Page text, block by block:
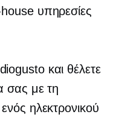
υπηρεσίες
και θέλετε
σας με τη
ηλεκτρονικού